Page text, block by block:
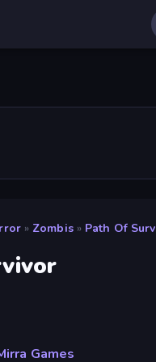
» Zombis » Path Of
Games